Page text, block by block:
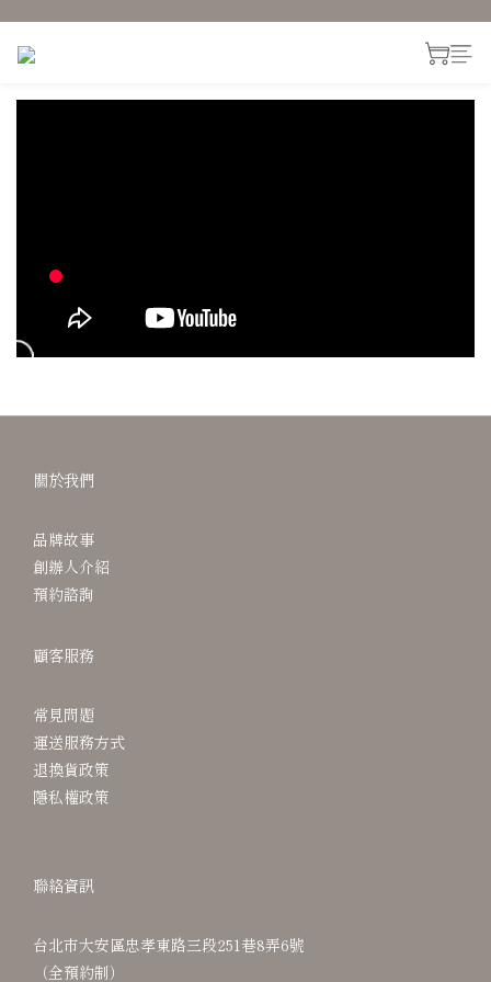
prev next
prev next
關於我們
品牌故事
創辦人介紹
預約諮詢
顧客服務
常見問題
運送服務方式
退換貨政策
隱私權政策
聯絡資訊
台北市大安區忠孝東路三段251巷8弄6號
（全預約制）